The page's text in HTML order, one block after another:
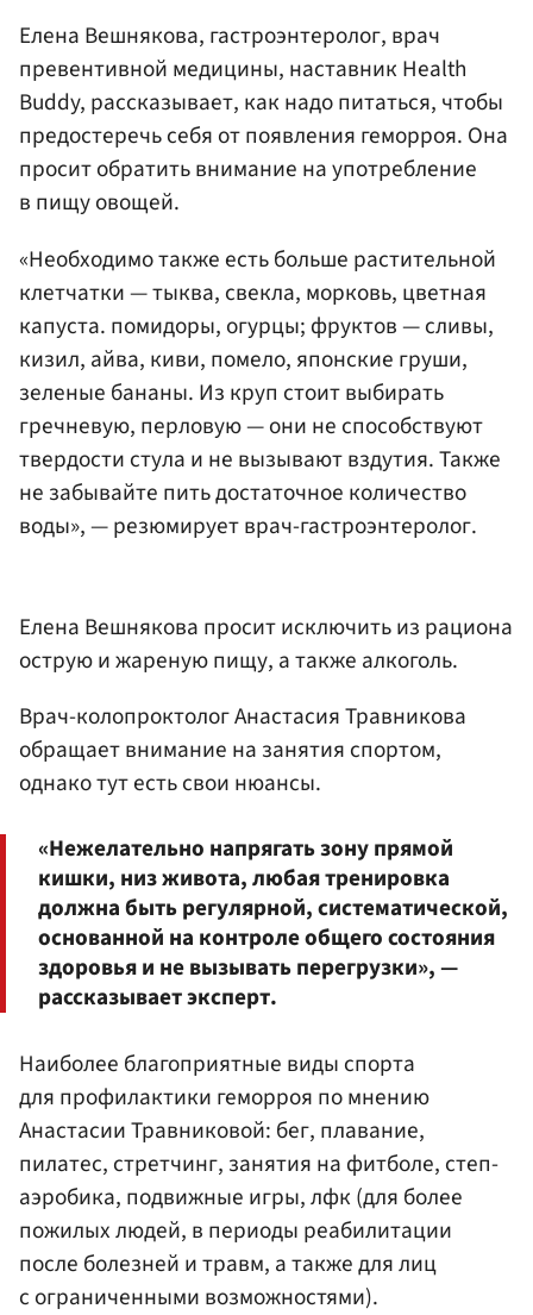
Елена Вешнякова, гастроэнтеролог, врач
превентивной медицины, наставник Health
Buddy, рассказывает, как надо питаться, чтобы
предостеречь себя от появления геморроя. Она
просит обратить внимание на употребление
в пищу овощей.
«Необходимо также есть больше растительной
клетчатки — тыква, свекла, морковь, цветная
капуста. помидоры, огурцы; фруктов — сливы,
кизил, айва, киви, помело, японские груши,
зеленые бананы. Из круп стоит выбирать
гречневую, перловую — они не способствуют
твердости стула и не вызывают вздутия. Также
не забывайте пить достаточное количество
воды», — резюмирует врач-гастроэнтеролог.
Елена Вешнякова просит исключить из рациона
острую и жареную пищу, а также алкоголь.
Врач-колопроктолог Анастасия Травникова
обращает внимание на занятия спортом,
однако тут есть свои нюансы.
«Нежелательно напрягать зону прямой
кишки, низ живота, любая тренировка
должна быть регулярной, систематической,
основанной на контроле общего состояния
здоровья и не вызывать перегрузки», —
рассказывает эксперт.
Наиболее благоприятные виды спорта
для профилактики геморроя по мнению
Анастасии Травниковой: бег, плавание,
пилатес, стретчинг, занятия на фитболе, степ-
аэробика, подвижные игры, лфк (для более
пожилых людей, в периоды реабилитации
после болезней и травм, а также для лиц
с ограниченными возможностями).